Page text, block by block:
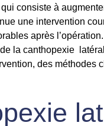
consiste à
une intervention
après
la canthopexie
des méthodes